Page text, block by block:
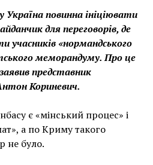
повинна ініціювати
для переговорів, де
учасників «нормандського
меморандуму. Про це
представник
Кориневич.
є «мінський процес» і
а по Криму такого
не було.